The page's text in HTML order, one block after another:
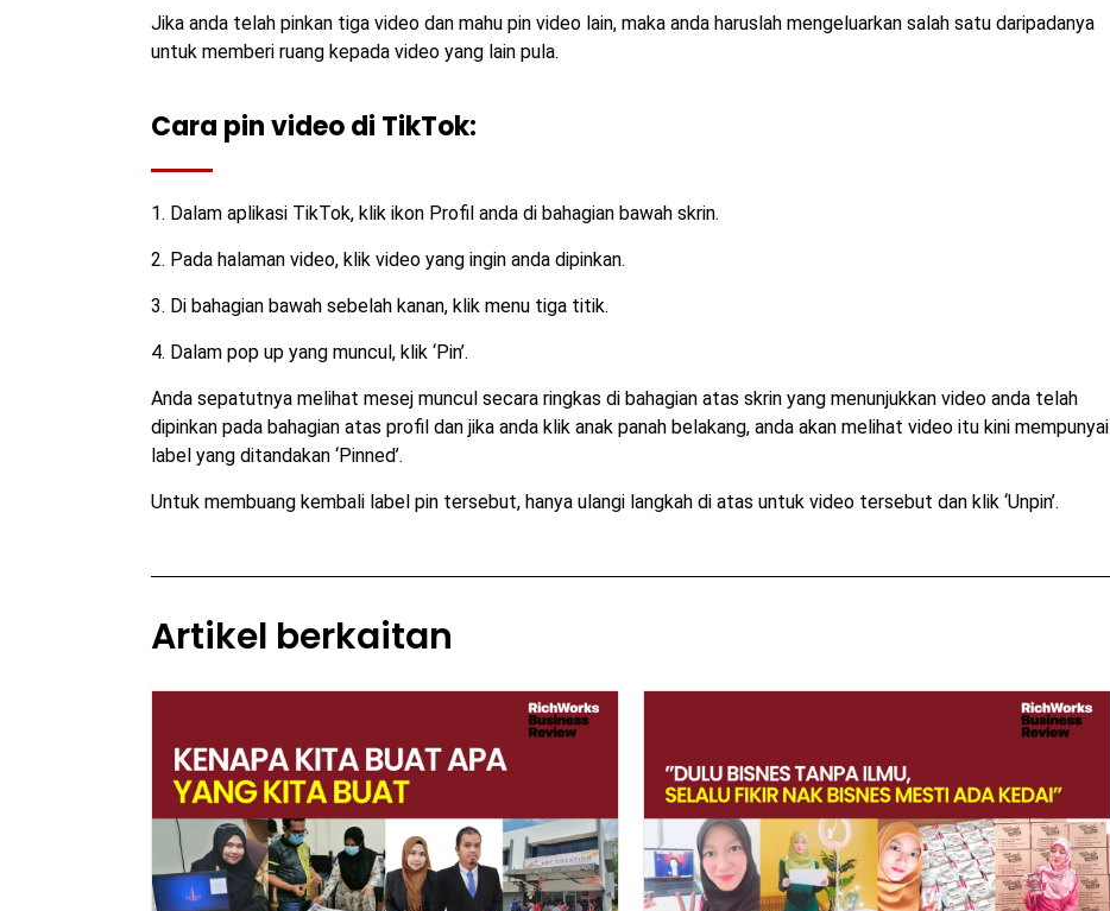
Jika anda telah pinkan tiga video dan mahu pin video lain, maka anda haruslah mengeluarkan salah satu daripadanya
untuk memberi ruang kepada video yang lain pula.
Cara pin video di TikTok:
1. Dalam aplikasi TikTok, klik ikon Profil anda di bahagian bawah skrin.
2. Pada halaman video, klik video yang ingin anda dipinkan.
3. Di bahagian bawah sebelah kanan, klik menu tiga titik.
4. Dalam pop up yang muncul, klik ‘Pin’.
Anda sepatutnya melihat mesej muncul secara ringkas di bahagian atas skrin yang menunjukkan video anda telah
dipinkan pada bahagian atas profil dan jika anda klik anak panah belakang, anda akan melihat video itu kini mempunyai
label yang ditandakan ‘Pinned’.
Untuk membuang kembali label pin tersebut, hanya ulangi langkah di atas untuk video tersebut dan klik ‘Unpin’.
Artikel berkaitan